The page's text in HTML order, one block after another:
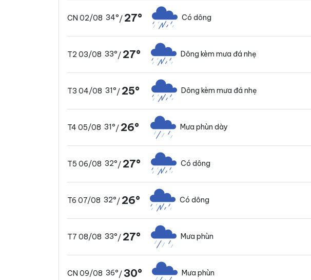
CN 02/08 34°/ 27° Có dông
T2 03/08 33°/ 27° Dông kèm mưa đá nhẹ
T3 04/08 31°/ 25° Dông kèm mưa đá nhẹ
T4 05/08 31°/ 26° Mưa phùn dày
T5 06/08 32°/ 27° Có dông
T6 07/08 32°/ 26° Có dông
T7 08/08 33°/ 27° Mưa phùn
CN 09/08 36°/30° Mưa phùn